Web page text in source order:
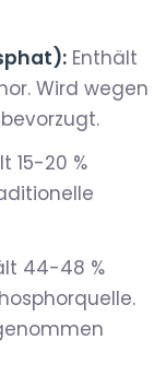
Enthält
Wird wegen
15-20 %
44-48 %